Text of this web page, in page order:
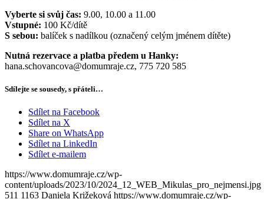
Vyberte si svůj čas: 9.00, 10.00 a 11.00
Vstupné: 100 Kč/dítě
S sebou: balíček s nadílkou (označený celým jménem dítěte)
Nutná rezervace a platba předem u Hanky:
hana.schovancova@domumraje.cz, 775 720 585
Sdílejte se sousedy, s přáteli…
Sdílet na Facebook
Sdílet na X
Share on WhatsApp
Sdílet na LinkedIn
Sdílet e-mailem
https://www.domumraje.cz/wp-
content/uploads/2023/10/2024_12_WEB_Mikulas_pro_nejmensi.jpg
511 1163 Daniela Križeková https://www.domumraje.cz/wp-